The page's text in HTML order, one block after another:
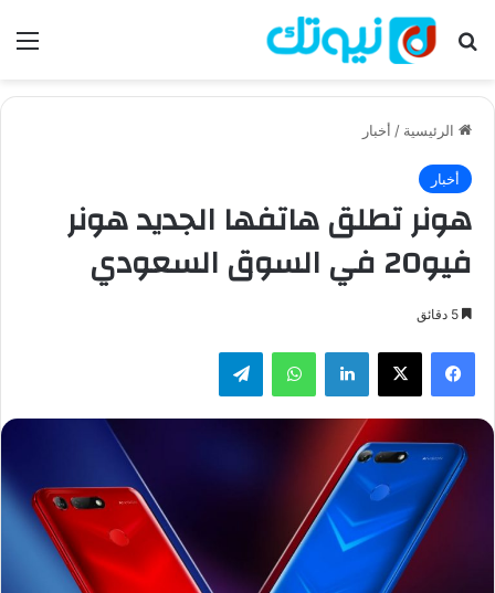
بحث عن
الرئيسية / أخبار
أخبار
هونر تطلق هاتفها الجديد هونر
فيو20 في السوق السعودي
فيسبوك ‫X لينكدإن واتساب تيلقرام